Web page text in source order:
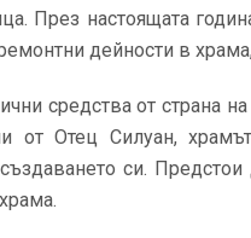
През настоящата
дейности в
средства от страна
от Отец Силуан,
си.